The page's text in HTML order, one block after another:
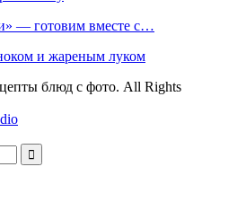
— готовим вместе с…
и жареным луком
блюд с фото. All Rights